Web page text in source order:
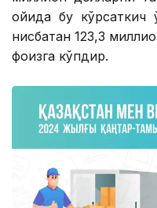
ойида бу кўрсаткич
нисбатан 123,3
фоизга кўпдир.